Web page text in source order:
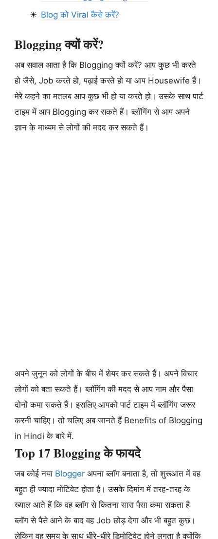
Blog को Viral कैसे करें?
Blogging क्यों करें?
अब सवाल आता है कि Blogging क्यों करें? आप कुछ भी करते
हो जैसे, Job करते हो, पढ़ाई करते हो या आप Housewife हैं।
मेरे कहने का मतलब आप कुछ भी हो या करते हो। उसके साथ पार्ट
टाइम में आप Blogging कर सकते हैं। ब्लॉगिंग से आप अपने
ज्ञान के माध्यम से लोगों की मदद कर सकते हैं।
अपने जुनून को लोगों के बीच में शेयर कर सकते हैं। अपने विचार
लोगों को बता सकते हैं। ब्लॉगिंग की मदद से आप नाम और पैसा
दोनों कमा सकते हैं। इसलिए आपको पार्ट टाइम में ब्लॉगिंग जरूर
करनी चाहिए। तो चलिए अब जानते हैं Benefits of Blogging
in Hindi के बारे में.
Top 17 Blogging के फायदे
जब कोई नया Blogger अपना ब्लॉग बनाता है, तो शुरूआत में वह
बहुत ही ज्यादा मोटिवेट होता है। उसके दिमांग में तरह-तरह के
ख्याल आते हैं कि वह ब्लॉग से कितना सारा पैसा कमा सकता है
ब्लॉग से पैसे आने के बाद वह Job छोड़ देगा और भी बहुत कुछ।
लेकिन वह समय के साथ धीरे-धीरे डिमोटिवेट होने लगता है क्योंकि